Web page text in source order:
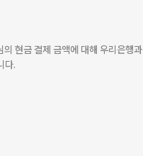
현금 결제 금액에 대해 우리은행과
다.